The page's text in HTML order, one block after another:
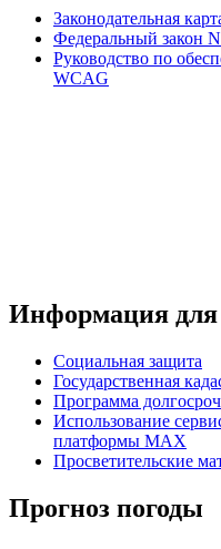
Законодательная
Федеральный закон
Руководство по
WCAG
Информация для
Социальная защита
Государственная
Программа
Использование
платформы MAX
Просветительские
Прогноз погоды